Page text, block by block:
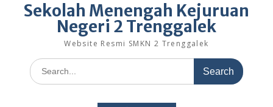
Sekolah Menengah Kejuruan
Negeri 2 Trenggalek
Website Resmi SMKN 2 Trenggalek
Search
for: